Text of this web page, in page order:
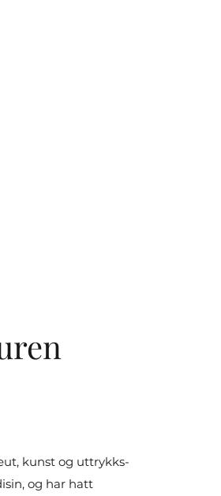
kunst og uttrykks-
og har hatt